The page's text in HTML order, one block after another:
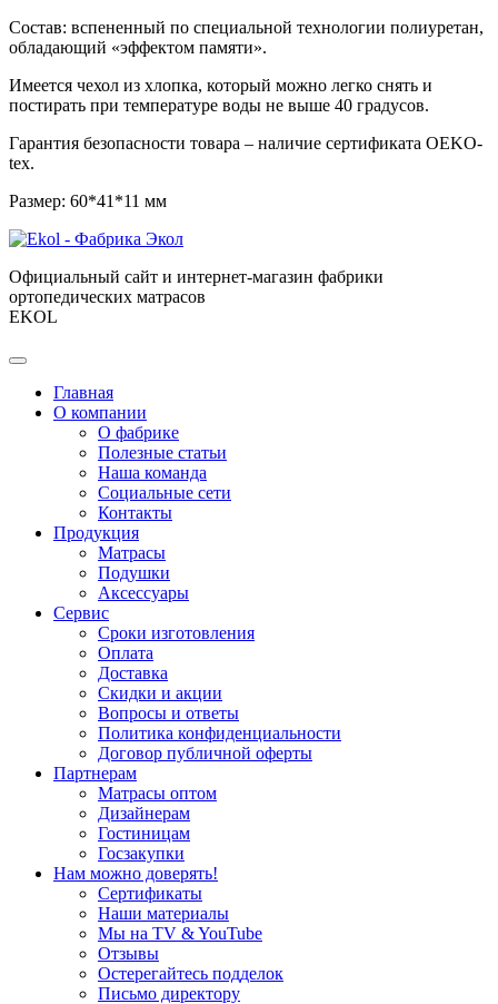
Состав: вспененный по специальной технологии полиуретан,
обладающий «эффектом памяти».
Имеется чехол из хлопка, который можно легко снять и
постирать при температуре воды не выше 40 градусов.
Гарантия безопасности товара – наличие сертификата OEKO-
tex.
Размер: 60*41*11 мм
Официальный сайт и интернет-магазин фабрики
ортопедических матрасов
EKOL
Главная
О компании
О фабрике
Полезные статьи
Наша команда
Социальные сети
Контакты
Продукция
Матрасы
Подушки
Аксессуары
Сервис
Сроки изготовления
Оплата
Доставка
Скидки и акции
Вопросы и ответы
Политика конфиденциальности
Договор публичной оферты
Партнерам
Матрасы оптом
Дизайнерам
Гостиницам
Госзакупки
Нам можно доверять!
Сертификаты
Наши материалы
Мы на TV & YouTube
Отзывы
Остерегайтесь подделок
Письмо директору